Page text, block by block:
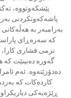
پێشکەوتووە،
پاشەکەوتکردنی
بەرامبەر بە
کە سەرەڕای
نزمی فشاری کارا،
گەورە دەبینێت
دەدۆزێتەوە. ئەم
کاردەکات کە
ڕێژەیەکی